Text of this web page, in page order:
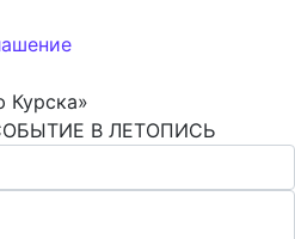
Курска»
В ЛЕТОПИСЬ